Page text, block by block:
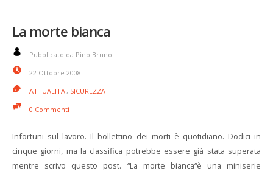
La morte bianca
Pubblicato da Pino Bruno
22 Ottobre 2008
ATTUALITA', SICUREZZA
0 Commenti
Infortuni sul lavoro. Il bollettino dei morti è quotidiano. Dodici in
cinque giorni, ma la classifica potrebbe essere già stata superata
mentre scrivo questo post. “La morte bianca“è una miniserie